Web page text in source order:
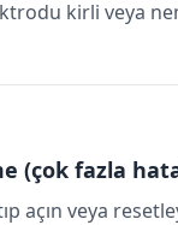
kirli veya
(çok fazla
açın veya